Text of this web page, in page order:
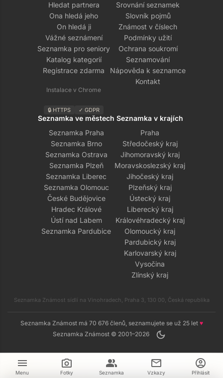
menu
Menu
camera_alt
Fotky
group
Seznamka
mail
Vzkazy
account_circle
Přihlásit
Hledat partnera
Ona hledá jeho
On hledá ji
Vážné seznámení
Seznamka pro seniory
Katalog kategorií
Registrace zdarma
Instalace v Chrome
🔒 HTTPS ✓ GDPR
Srovnání seznamek
Slovník pojmů
Známost v číslech
Podmínky užití
Ochrana soukromí
Seznamování
Nápověda k seznamce
Kontakt
Seznamka ve městech
Seznamka Praha
Seznamka Brno
Seznamka Ostrava
Seznamka Plzeň
Seznamka Liberec
Seznamka Olomouc
České Budějovice
Hradec Králové
Ústí nad Labem
Seznamka Pardubice
Seznamka v krajích
Praha
Středočeský kraj
Jihomoravský kraj
Moravskoslezský kraj
Jihočeský kraj
Plzeňský kraj
Ústecký kraj
Liberecký kraj
Královéhradecký kraj
Olomoucký kraj
Pardubický kraj
Karlovarský kraj
Vysočina
Zlínský kraj
Seznamka Známost sídlí na Vinohradech, Praha 3, 130 00, Česká republika
Seznamka Známost má 70 676 členů, seznamujete se už 25 let ♥
Seznamka Známost © 2001–2026
dark_mode